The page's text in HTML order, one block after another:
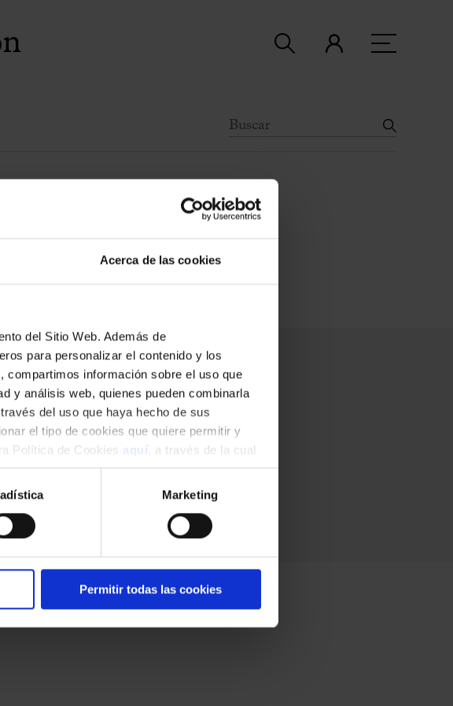
Acerca de las cookies
del Sitio Web. Además de
para personalizar el contenido y los
compartimos información sobre el uso que
y análisis web, quienes pueden combinarla
del uso que haya hecho de sus
el tipo de cookies que quiere permitir y
Política de Cookies aquí
, a través de la cual
Marketing
Permitir todas las cookies